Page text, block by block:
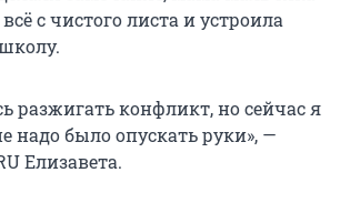
с чистого листа и устроила
разжигать конфликт, но сейчас я
надо было опускать руки», —
Елизавета.